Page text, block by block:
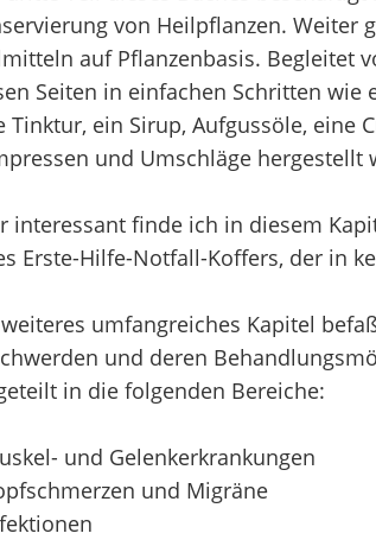
von Heilpflanzen. Weiter
auf Pflanzenbasis. Begleitet
Seiten in einfachen Schritten wie
Tinktur, ein Sirup, Aufgussöle, eine
und Umschläge hergestellt
interessant finde ich in diesem
Erste-Hilfe-Notfall-Koffers, der in
umfangreiches Kapitel
und deren
in die folgenden Bereiche:
und Gelenkerkrankungen
und Migräne